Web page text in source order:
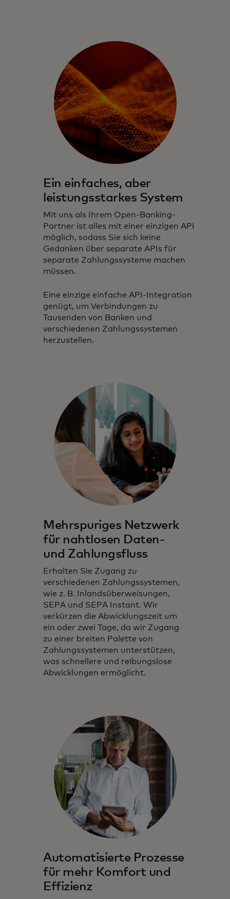
Ein einfaches, aber
leistungsstarkes System
Mit uns als Ihrem Open-Banking-
Partner ist alles mit einer einzigen API
möglich, sodass Sie sich keine
Gedanken über separate APIs für
separate Zahlungssysteme machen
müssen.
Eine einzige einfache API-Integration
genügt, um Verbindungen zu
Tausenden von Banken und
verschiedenen Zahlungssystemen
herzustellen.
Mehrspuriges Netzwerk
für nahtlosen Daten-
und Zahlungsfluss
Erhalten Sie Zugang zu
verschiedenen Zahlungssystemen,
wie z. B. Inlandsüberweisungen,
SEPA und SEPA Instant. Wir
verkürzen die Abwicklungszeit um
ein oder zwei Tage, da wir Zugang
zu einer breiten Palette von
Zahlungssystemen unterstützen,
was schnellere und reibungslose
Abwicklungen ermöglicht.
Automatisierte Prozesse
für mehr Komfort und
Effizienz